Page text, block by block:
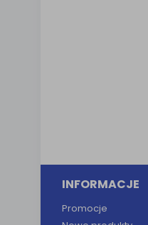
INFORMACJE
Promocje